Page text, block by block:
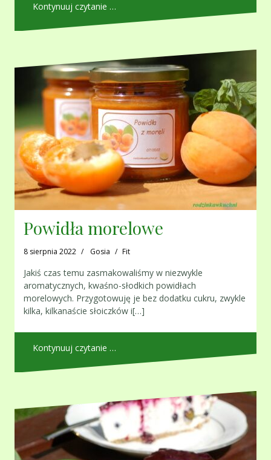
Kontynuuj czytanie …
Powidła morelowe
8 sierpnia 2022 Gosia Fit
Jakiś czas temu zasmakowaliśmy w niezwykle
aromatycznych, kwaśno-słodkich powidłach
morelowych. Przygotowuję je bez dodatku cukru, zwykle
kilka, kilkanaście słoiczków i[…]
Kontynuuj czytanie …